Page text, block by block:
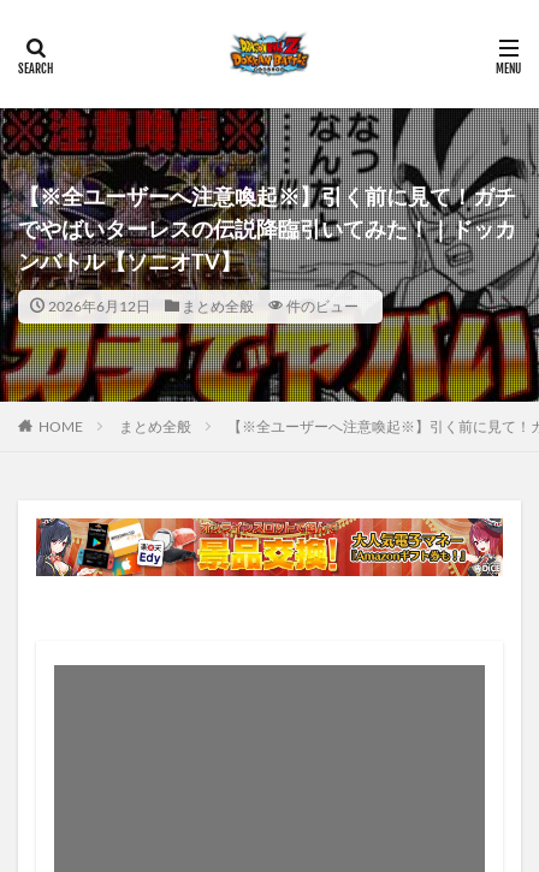
【※全ユーザーへ注意喚起※】引く前に見て！ガチ
でやばいターレスの伝説降臨引いてみた！｜ドッカ
ンバトル【ソニオTV】
2026年6月12日 まとめ全般 件のビュー
HOME まとめ全般 【※全ユーザーへ注意喚起※】引く前に見て！